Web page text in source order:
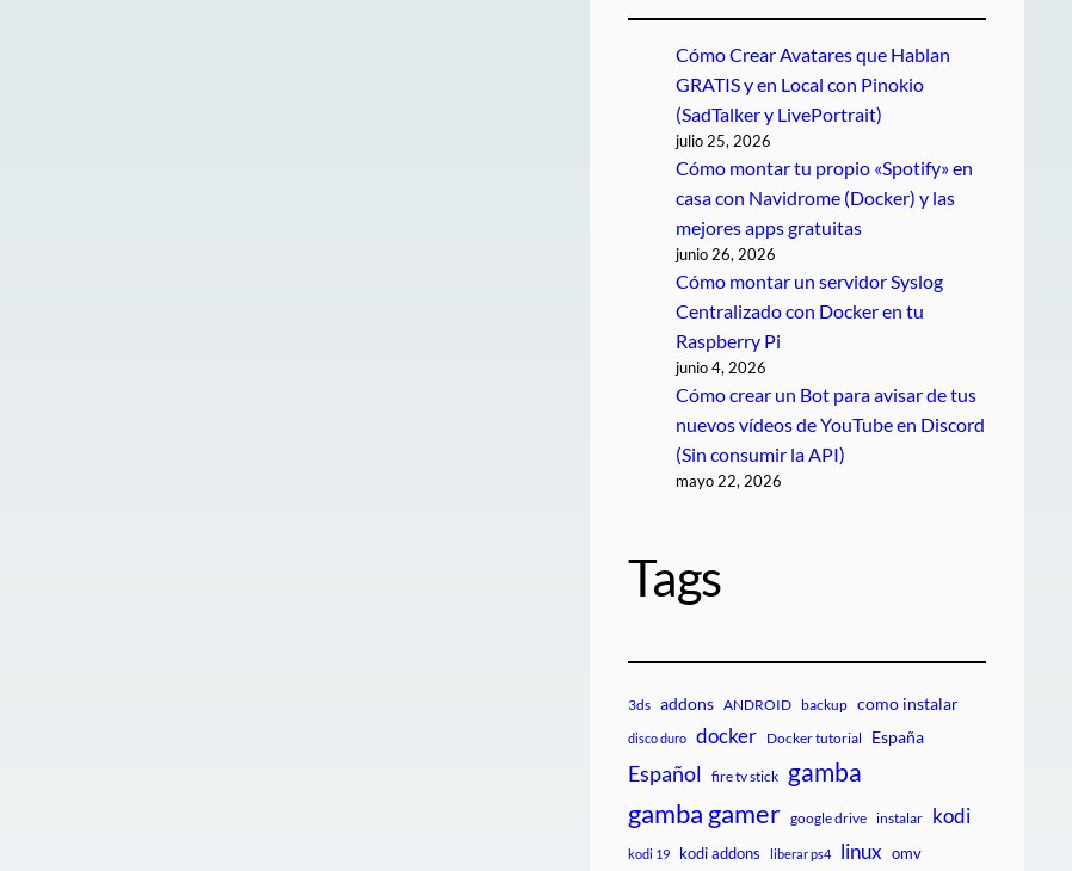
Cómo Crear Avatares que Hablan
GRATIS y en Local con Pinokio
(SadTalker y LivePortrait)
julio 25, 2026
Cómo montar tu propio «Spotify» en
casa con Navidrome (Docker) y las
mejores apps gratuitas
junio 26, 2026
Cómo montar un servidor Syslog
Centralizado con Docker en tu
Raspberry Pi
junio 4, 2026
Cómo crear un Bot para avisar de tus
nuevos vídeos de YouTube en Discord
(Sin consumir la API)
mayo 22, 2026
Tags
3ds addons ANDROID backup como instalar
disco duro docker Docker tutorial España
Español fire tv stick gamba
gamba gamer google drive instalar kodi
kodi 19 kodi addons liberar ps4 linux omv